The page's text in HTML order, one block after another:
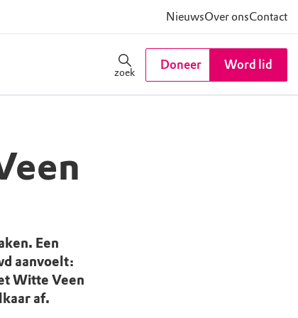
NieuwsOver onsContact
zoek
Doneer Word lid
Een
aanvoelt:
Witte Veen
af.